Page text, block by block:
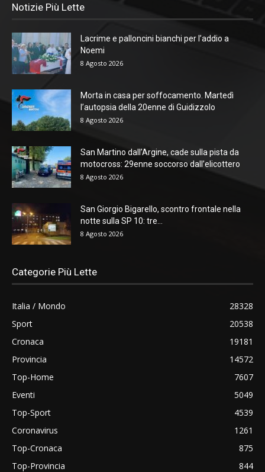
Notizie Più Lette
Lacrime e palloncini bianchi per l’addio a
Noemi
8 Agosto 2026
Morta in casa per soffocamento. Martedì
l’autopsia della 20enne di Guidizzolo
8 Agosto 2026
San Martino dall’Argine, cade sulla pista da
motocross: 29enne soccorso dall’elicottero
8 Agosto 2026
San Giorgio Bigarello, scontro frontale nella
notte sulla SP 10: tre...
8 Agosto 2026
Categorie Più Lette
Italia / Mondo
28328
Sport
20538
Cronaca
19181
Provincia
14572
Top-Home
7607
Eventi
5049
Top-Sport
4539
Coronavirus
1261
Top-Cronaca
875
Top-Provincia
844